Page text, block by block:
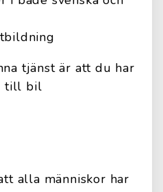
tjänst är att du har
till bil
alla människor har